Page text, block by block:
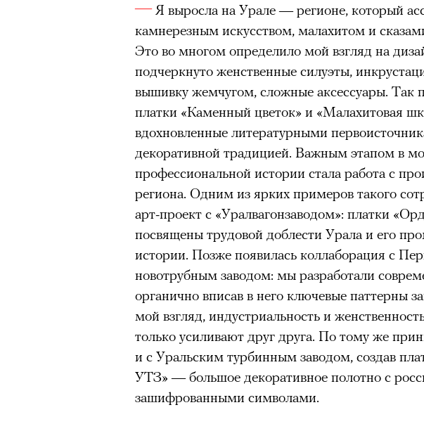
Я выросла на Урале — регионе, который
камнерезным искусством, малахитом и
Это во многом определило мой взгляд на
подчеркнуто женственные силуэты,
вышивку жемчугом, сложные аксессуары. Так
платки «Каменный цветок» и «Малахитовая
вдохновленные литературными
декоративной традицией. Важным этапом в
профессиональной истории стала работа с
региона. Одним из ярких примеров такого
арт-проект с «Уралвагонзаводом»: платки
посвящены трудовой доблести Урала и его
истории. Позже появилась коллаборация с
новотрубным заводом: мы разработали
органично вписав в него ключевые паттерны
мой взгляд, индустриальность и
только усиливают друг друга. По тому же
и с Уральским турбинным заводом, создав
УТЗ» — большое декоративное полотно с
зашифрованными символами.
видели кино про детей из эмигрантских
российских), которые впадали в кому. В этом
здоровьем касается синдрома
отстраненности, или резигнации, —
редкого психогенного заболевания, при
воздействием тяжелейшего стресса полностью
перестает двигаться, говорить, есть и
мир. Это и происходит с парнем по имени Нур
Алами), братом главной героини Шаи (Дуа
М’Зауки), когда их родителям отказали в
жительство в одной из благополучных
Безутешная Шая пытается пробудить Нура к
наглотавшись таблеток, проникает в его
их мать тонет при переправе в Европу.
При всей скромности художественной
адресованный европейцам добросердечный
можете нас спасти!» — сообщает для тех, кто
очнувшийся Нур) точно не будет лишним в
обострения мигрантского кризиса.